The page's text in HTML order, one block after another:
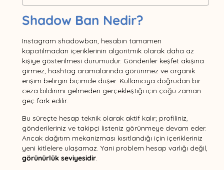
Shadow Ban Nedir?
Instagram shadowban, hesabın tamamen
kapatılmadan içeriklerinin algoritmik olarak daha az
kişiye gösterilmesi durumudur. Gönderiler keşfet akışına
girmez, hashtag aramalarında görünmez ve organik
erişim belirgin biçimde düşer. Kullanıcıya doğrudan bir
ceza bildirimi gelmeden gerçekleştiği için çoğu zaman
geç fark edilir.
Bu süreçte hesap teknik olarak aktif kalır; profiliniz,
gönderileriniz ve takipçi listeniz görünmeye devam eder.
Ancak dağıtım mekanizması kısıtlandığı için içerikleriniz
yeni kitlelere ulaşamaz. Yani problem hesap varlığı değil,
görünürlük seviyesidir.